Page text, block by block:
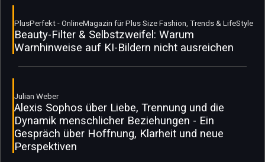
PlusPerfekt - OnlineMagazin für Plus Size Fashion, Trends & LifeStyle
Beauty-Filter & Selbstzweifel: Warum
Warnhinweise auf KI-Bildern nicht ausreichen
Julian Weber
Alexis Sophos über Liebe, Trennung und die
Dynamik menschlicher Beziehungen - Ein
Gespräch über Hoffnung, Klarheit und neue
Perspektiven